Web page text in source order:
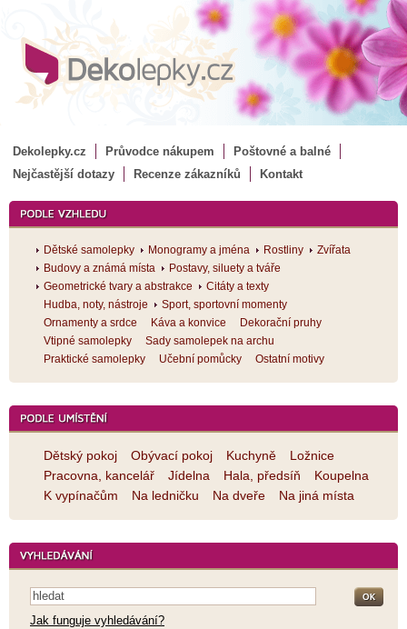
Dekolepky.cz Průvodce nákupem
Poštovné a balné
Nejčastější dotazy
Recenze zákazníků Kontakt
Dětské samolepky Monogramy a jména Rostliny
Zvířata
Budovy a známá místa
Postavy, siluety a tváře
Geometrické tvary a abstrakce
Citáty a texty
Hudba, noty, nástroje
Sport, sportovní momenty
Ornamenty a srdce
Káva a konvice
Dekorační pruhy
Vtipné samolepky
Sady samolepek na archu
Praktické samolepky
Učební pomůcky Ostatní motivy
Dětský pokoj Obývací pokoj Kuchyně
Ložnice
Pracovna, kancelář
Jídelna Hala, předsíň
Koupelna
K vypínačům
Na ledničku Na dveře Na jiná místa
Jak funguje vyhledávání?